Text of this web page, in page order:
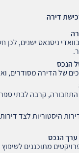
דירה
בוואדי ניסנאס ישנים,
הנכס
של הדירה מסודרים,
קרבה לבתי
היסטוריות לצד
ערך הנכס
מתוכננים